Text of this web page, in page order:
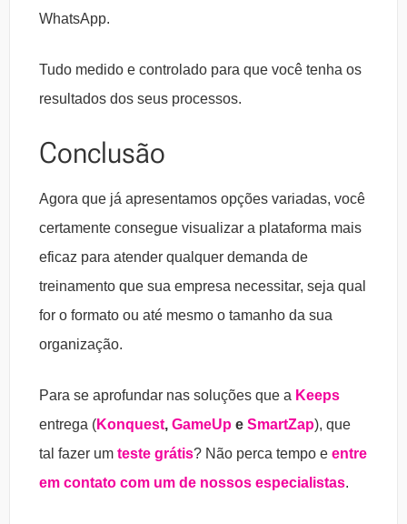
WhatsApp.
Tudo medido e controlado para que você tenha os
resultados dos seus processos.
Conclusão
Agora que já apresentamos opções variadas, você
certamente consegue visualizar a plataforma mais
eficaz para atender qualquer demanda de
treinamento que sua empresa necessitar, seja qual
for o formato ou até mesmo o tamanho da sua
organização.
Para se aprofundar nas soluções que a Keeps
entrega (Konquest, GameUp e SmartZap), que
tal fazer um teste grátis? Não perca tempo e entre
em contato com um de nossos especialistas.